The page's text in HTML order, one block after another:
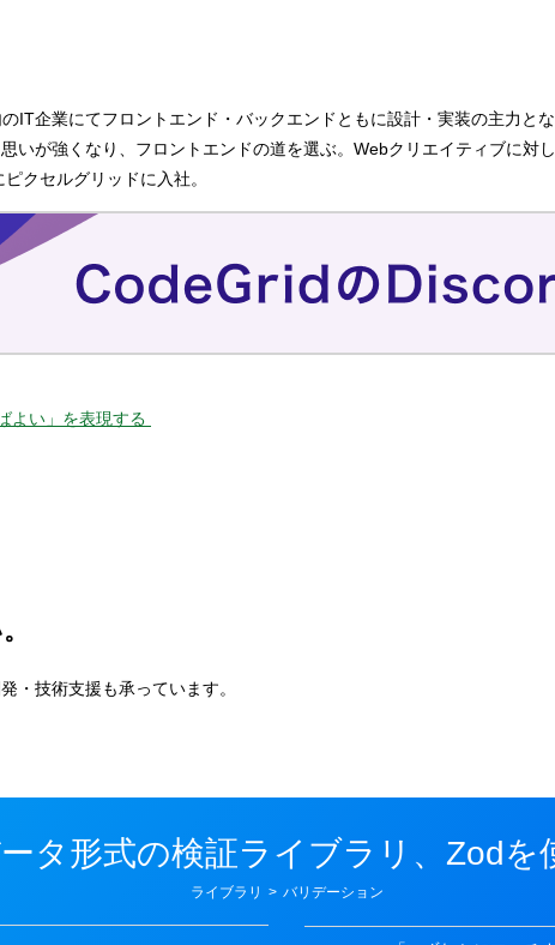
IT企業にてフロントエンド・バックエンドともに設計・実装の主力と
いが強くなり、フロントエンドの道を選ぶ。Webクリエイティブに
クセルグリッドに入社。
よい」を表現する
・技術支援も承っています。
タ形式の検証ライブラリ、Zodを
カ
ゴ
ライブラリ > バリデーション